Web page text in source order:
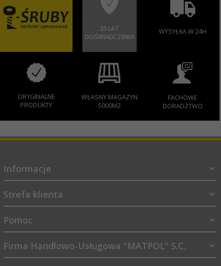
25 LAT
DOŚWIADCZENIA
WYSYŁKA W 24H
ORYGINALNE
PRODUKTY
WŁASNY MAGAZYN
5000M2
FACHOWE
DORADZTWO
Informacje
Strefa klienta
Pomoc
Firma Handlowo-Usługowa "MATPOL" S.C.